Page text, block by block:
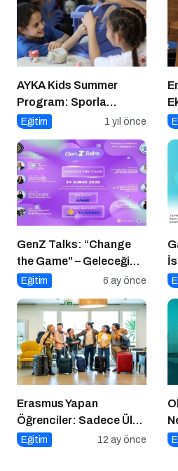
AYKA Kids Summer
Program: Sporla
Geleceğe Yönelik Bir
Eğitim 1 yıl önce
GenZ Talks: “Change
the Game” – Geleceği
Tasarlayanlar Sahne
Eğitim 6 ay önce
Erasmus Yapan
Öğrenciler: Sadece Ülke
Değil, Bakış Açısı da
Eğitim 12 ay önce